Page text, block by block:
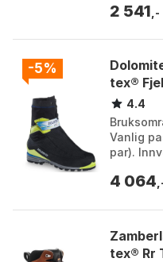
Vibram
2 541 ,-
-5%
tex®
4.4
Vanlig
par).
Størrel...
4 064
tex® Rr